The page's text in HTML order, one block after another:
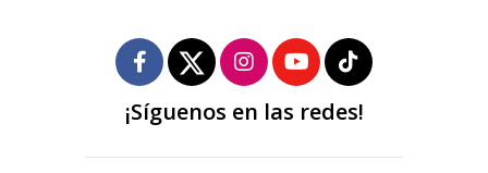
¡Síguenos en las redes!